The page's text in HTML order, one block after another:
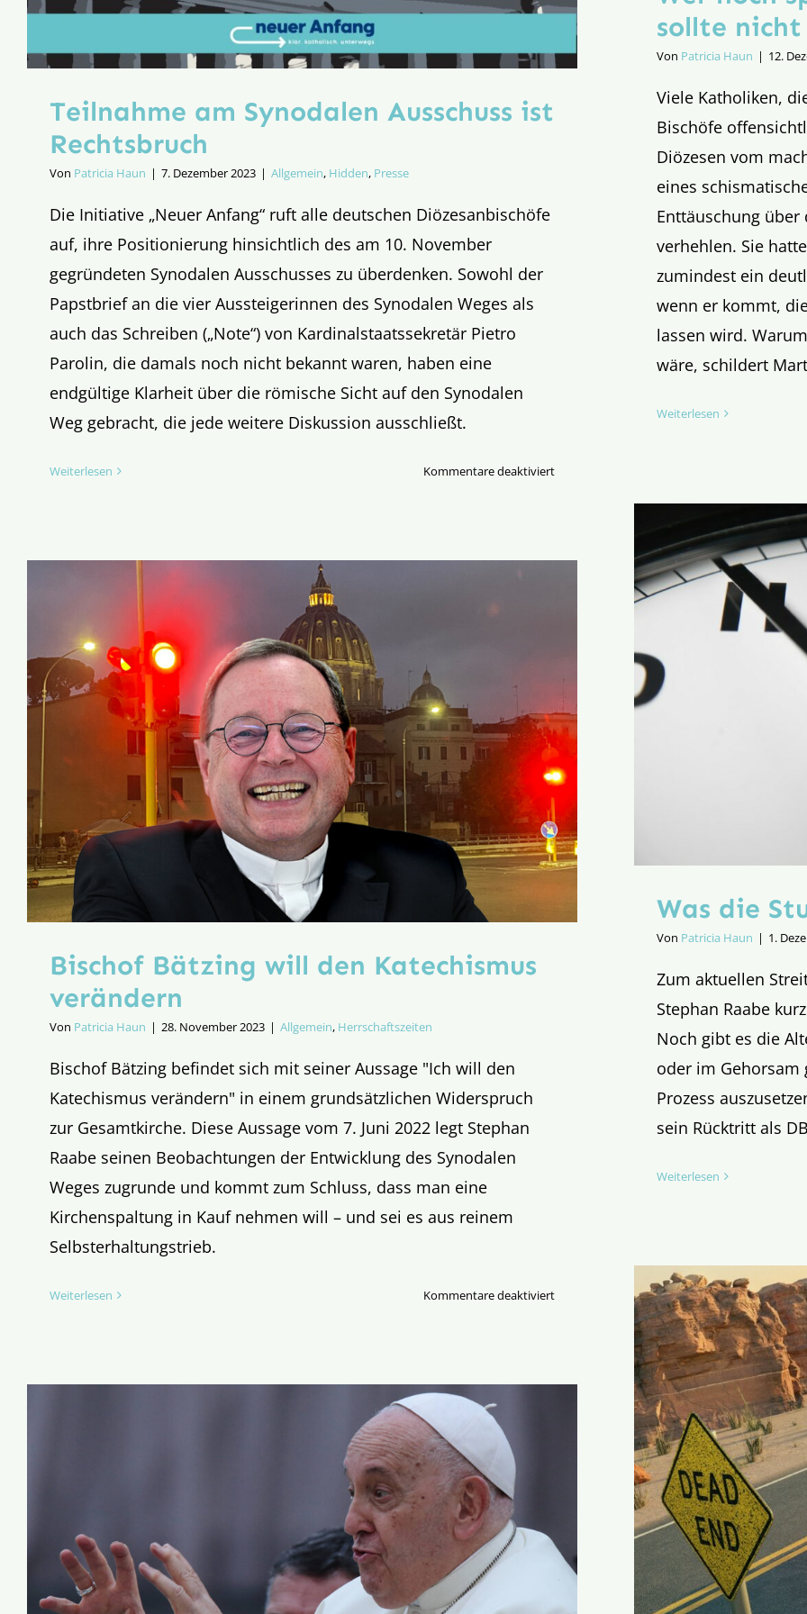
sollte
Von Patricia Haun | 12.
Viele Katholiken,
Bischöfe
Diözesen vom
eines
Enttäuschung
verhehlen. Sie
zumindest ein
wenn er kommt,
lassen wird.
wäre, schildert
Weiterlesen
Teilnahme am Synodalen Ausschuss ist
Rechtsbruch
Von Patricia Haun | 7. Dezember 2023 | Allgemein, Hidden, Presse
Die Initiative „Neuer Anfang“ ruft alle deutschen Diözesanbischöfe
auf, ihre Positionierung hinsichtlich des am 10. November
gegründeten Synodalen Ausschusses zu überdenken. Sowohl der
Papstbrief an die vier Aussteigerinnen des Synodalen Weges als
auch das Schreiben („Note“) von Kardinalstaatssekretär Pietro
Parolin, die damals noch nicht bekannt waren, haben eine
endgültige Klarheit über die römische Sicht auf den Synodalen
Weg gebracht, die jede weitere Diskussion ausschließt.
Weiterlesen Kommentare deaktiviertfür
Ausschuss
Was die
Von Patricia Haun | 1.
Zum aktuellen
Stephan Raabe
Noch gibt es die
oder im Gehorsam
Prozess
sein Rücktritt als
Weiterlesen
Bischof Bätzing will den Katechismus
verändern
Von Patricia Haun | 28. November 2023 | Allgemein, Herrschaftszeiten
Bischof Bätzing befindet sich mit seiner Aussage "Ich will den
Katechismus verändern" in einem grundsätzlichen Widerspruch
zur Gesamtkirche. Diese Aussage vom 7. Juni 2022 legt Stephan
Raabe seinen Beobachtungen der Entwicklung des Synodalen
Weges zugrunde und kommt zum Schluss, dass man eine
Kirchenspaltung in Kauf nehmen will – und sei es aus reinem
Selbsterhaltungstrieb.
Weiterlesen Kommentare deaktiviertfür
den